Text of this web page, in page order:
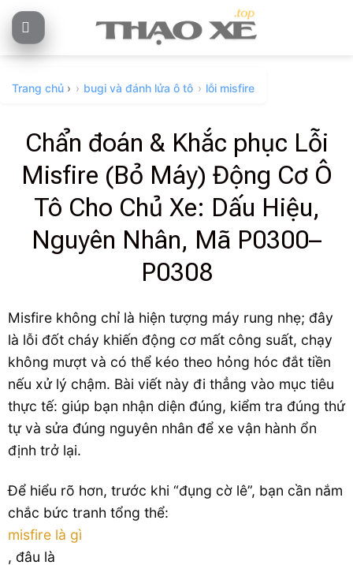
Skip
to
Trang chủ › bugi và đánh lửa ô tô lỗi misfire
Chẩn đoán & Khắc phục Lỗi
Misfire (Bỏ Máy) Động Cơ Ô
Tô Cho Chủ Xe: Dấu Hiệu,
Nguyên Nhân, Mã P0300–
P0308
Misfire không chỉ là hiện tượng máy rung nhẹ; đây
là lỗi đốt cháy khiến động cơ mất công suất, chạy
không mượt và có thể kéo theo hỏng hóc đắt tiền
nếu xử lý chậm. Bài viết này đi thẳng vào mục tiêu
thực tế: giúp bạn nhận diện đúng, kiểm tra đúng thứ
tự và sửa đúng nguyên nhân để xe vận hành ổn
định trở lại.
Để hiểu rõ hơn, trước khi “đụng cờ lê”, bạn cần nắm
chắc bức tranh tổng thể:
misfire là gì
, đâu là